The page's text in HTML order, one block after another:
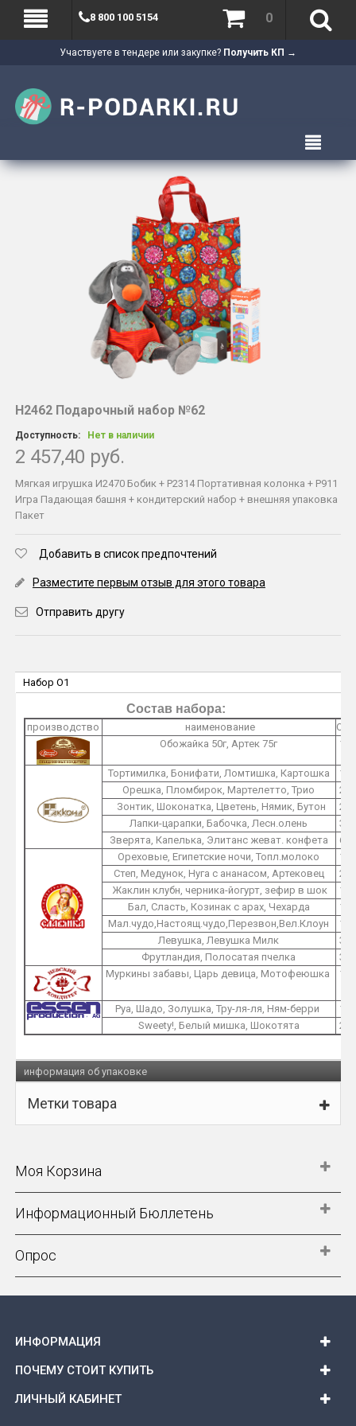
Участвуете в тендере или закупке? Получить КП →
8 800 100 5154 0
Н2462 Подарочный набор №62
Доступность: Нет в наличии
2 457,40 руб.
Мягкая игрушка И2470 Бобик + Р2314 Портативная колонка + Р911
Игра Падающая башня + кондитерский набор + внешняя упаковка
Пакет
Добавить в список предпочтений
Разместите первым отзыв для этого товара
Отправить другу
Набор O1
Состав набора:
производство наименование
O1
Обожайка 50г, Артек 75г
1
Тортимилка, Бонифати, Ломтишка, Картошка
1
Орешка, Пломбирок, Мартелетто, Трио
2
Зонтик, Шоконатка, Цветень, Нямик, Бутон
2
Лапки-царапки, Бабочка, Лесн.олень
3
Зверята, Капелька, Элитанс жеват. конфета
6
Ореховые, Египетские ночи, Топл.молоко
1
Степ, Медунок, Нуга с ананасом, Артековец
2
Жаклин клубн, черника-йогурт, зефир в шок
1
Бал, Сласть, Козинак с арах, Чехарда
1
Мал.чудо,Настоящ.чудо,Перезвон,Вел.Клоун
1
Левушка, Левушка Милк
3
Фрутландия, Полосатая пчелка
3
Муркины забавы, Царь девица, Мотофеюшка
1
Руа, Шадо, Золушка, Тру-ля-ля, Ням-берри
1
Sweety!, Белый мишка, Шокотята
2
информация об упаковке
Метки товара
Моя Корзина
Информационный Бюллетень
Опрос
ИНФОРМАЦИЯ
ПОЧЕМУ СТОИТ КУПИТЬ
ЛИЧНЫЙ КАБИНЕТ